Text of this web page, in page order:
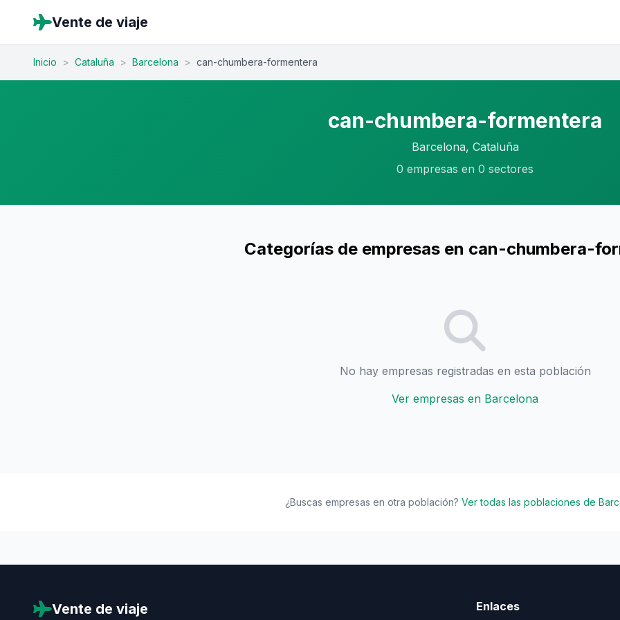
Vente de viaje
Inicio > Cataluña > Barcelona > can-chumbera-formentera
can-chumbera-formentera
Barcelona, Cataluña
0 empresas en 0 sectores
Categorías de empresas en can-chumbera-
No hay empresas registradas en esta población
Ver empresas en Barcelona
¿Buscas empresas en otra población? Ver todas las poblaciones de
Vente de viaje Enlaces